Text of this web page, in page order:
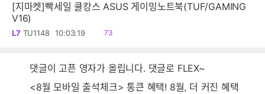
[지마켓]빡세일 쿨캉스 ASUS 게이밍노트북(TUF/GAMING
V16)
L7 TU1148 10:03:19
읽
73
댓글이 고픈 영자가 올립니다. 댓글로 FLEX~
<8월 모바일 출석체크> 통큰 혜택! 8월, 더 커진 혜택